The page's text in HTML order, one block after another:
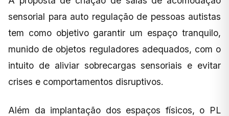
sensorial para auto regulação de pessoas autistas
tem como objetivo garantir um espaço tranquilo,
munido de objetos reguladores adequados, com o
intuito de aliviar sobrecargas sensoriais e evitar
crises e comportamentos disruptivos.
Além da implantação dos espaços físicos, o PL